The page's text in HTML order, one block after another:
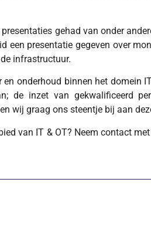
gehad van onder
een presentatie gegeven over
infrastructuur.
onderhoud binnen het domein
inzet van gekwalificeerd
wij graag ons steentje bij aan
van IT & OT? Neem contact